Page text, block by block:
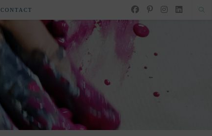
CONTACT